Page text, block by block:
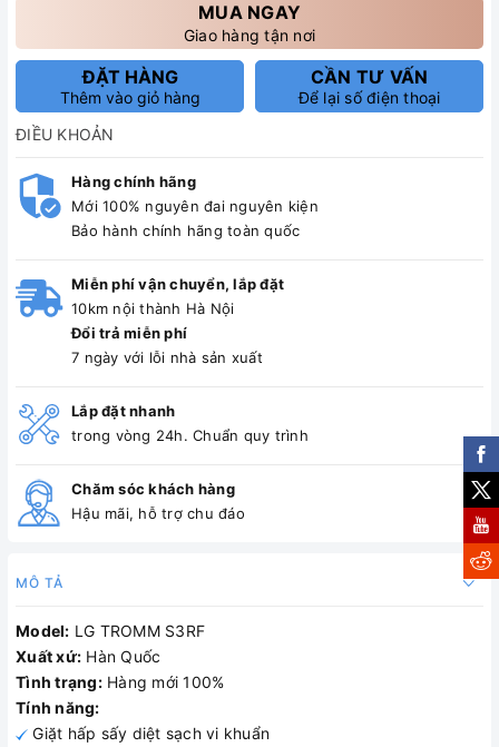
MUA NGAY
Giao hàng tận nơi
ĐẶT HÀNG
Thêm vào giỏ hàng
CẦN TƯ VẤN
Để lại số điện thoại
ĐIỀU KHOẢN
Hàng chính hãng
Mới 100% nguyên đai nguyên kiện
Bảo hành chính hãng toàn quốc
Miễn phí vận chuyển, lắp đặt
10km nội thành Hà Nội
Đổi trả miễn phí
7 ngày với lỗi nhà sản xuất
Lắp đặt nhanh
trong vòng 24h. Chuẩn quy trình
Chăm sóc khách hàng
Hậu mãi, hỗ trợ chu đáo
MÔ TẢ
Model: LG TROMM S3RF
Xuất xứ: Hàn Quốc
Tình trạng:Hàng mới 100%
Tính năng:
Giặt hấp sấy diệt sạch vi khuẩn